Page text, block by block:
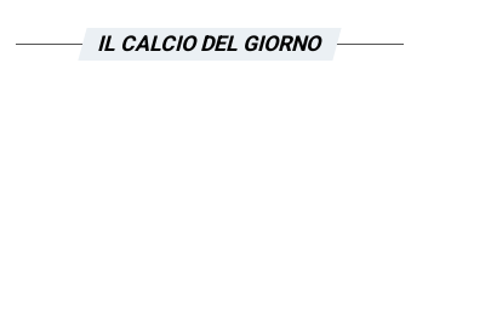
IL CALCIO DEL GIORNO